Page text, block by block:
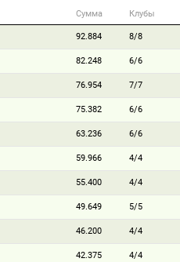
Сумма Клубы
92.884 8/8
82.248 6/6
76.954 7/7
75.382 6/6
63.236 6/6
59.966 4/4
55.400 4/4
49.649 5/5
46.200 4/4
42.375 4/4